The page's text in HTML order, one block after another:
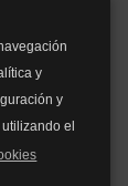
y
y
el